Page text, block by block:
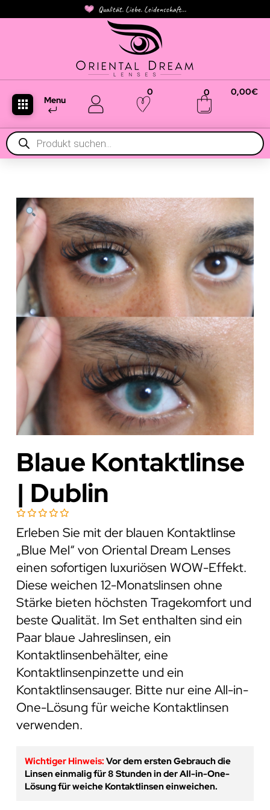
Qualität. Liebe. Leidenschaft...
Menu
0 0 0,00€
Products
search
Blaue Kontaktlinse
| Dublin
Erleben Sie mit der blauen Kontaktlinse
„Blue Mel“ von Oriental Dream Lenses
einen sofortigen luxuriösen WOW-Effekt.
Diese weichen 12-Monatslinsen ohne
Stärke bieten höchsten Tragekomfort und
beste Qualität. Im Set enthalten sind ein
Paar blaue Jahreslinsen, ein
Kontaktlinsenbehälter, eine
Kontaktlinsenpinzette und ein
Kontaktlinsensauger. Bitte nur eine All-in-
One-Lösung für weiche Kontaktlinsen
verwenden.
Wichtiger Hinweis:Vor dem ersten Gebrauch die
Linsen einmalig für 8 Stunden in der All-in-One-
Lösung für weiche Kontaktlinsen einweichen.